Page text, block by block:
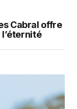
Cabral offre